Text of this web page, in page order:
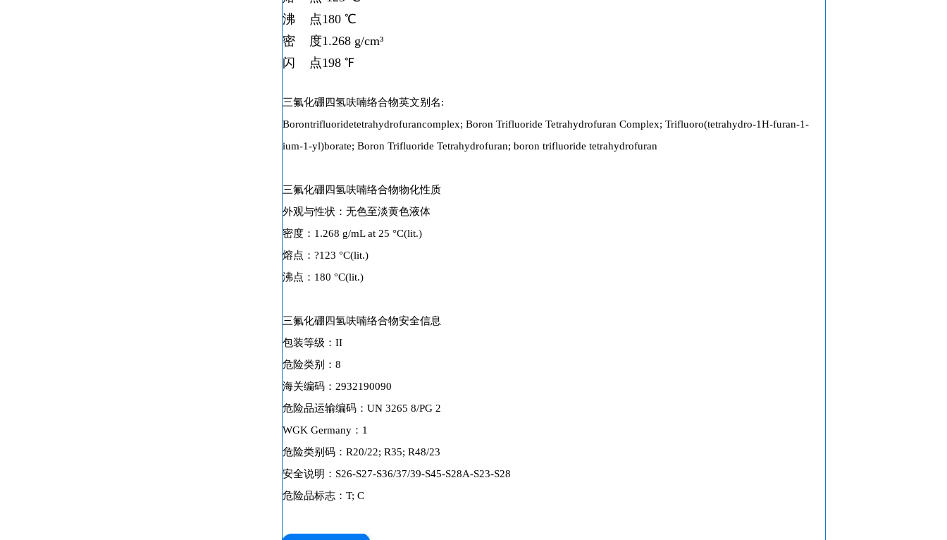
沸 点180 ℃
密 度1.268 g/cm³
闪 点198 ℉
三氟化硼四氢呋喃络合物英文别名:
Borontrifluoridetetrahydrofurancomplex; Boron Trifluoride Tetrahydrofuran Complex; Trifluoro(tetrahydro-1H-furan-1-
ium-1-yl)borate; Boron Trifluoride Tetrahydrofuran; boron trifluoride tetrahydrofuran
三氟化硼四氢呋喃络合物物化性质
外观与性状：无色至淡黄色液体
密度：1.268 g/mL at 25 °C(lit.)
熔点：?123 °C(lit.)
沸点：180 °C(lit.)
三氟化硼四氢呋喃络合物安全信息
包装等级：II
危险类别：8
海关编码：2932190090
危险品运输编码：UN 3265 8/PG 2
WGK Germany：1
危险类别码：R20/22; R35; R48/23
安全说明：S26-S27-S36/37/39-S45-S28A-S23-S28
危险品标志：T; C